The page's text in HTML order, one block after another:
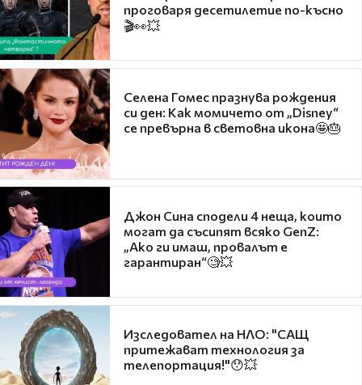
проговаря десетилетие по-късно
🎬👀💥
Селена Гомес празнува рождения
си ден: Как момичето от „Disney“
се превърна в световна икона🤩🎂
Джон Сина сподели 4 неща, които
могат да съсипят всяко GenZ:
„Ако ги имаш, провалът е
гарантиран“🧐💥
Изследовател на НЛО: "САЩ
притежават технология за
телепортация!"😯💥